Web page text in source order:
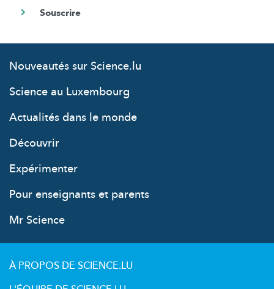
Nouveautés sur Science.lu
Science au Luxembourg
Actualités dans le monde
Découvrir
Expérimenter
Pour enseignants et parents
Mr Science
À PROPOS DE SCIENCE.LU